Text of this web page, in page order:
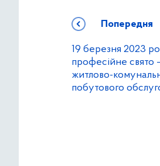
Попередня
19 березня 2023
професійне свято
житлово-
побутового